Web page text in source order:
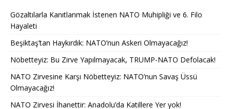
Gözaltılarla Kanıtlanmak İstenen NATO Muhipliği ve 6. Filo
Hayaleti
Beşiktaş’tan Haykırdık: NATO’nun Askeri Olmayacağız!
Nöbetteyiz: Bu Zirve Yapılmayacak, TRUMP-NATO Defolacak!
NATO Zirvesine Karşı Nöbetteyiz: NATO’nun Savaş Üssü
Olmayacağız!
NATO Zirvesi İhanettir: Anadolu’da Katillere Yer yok!